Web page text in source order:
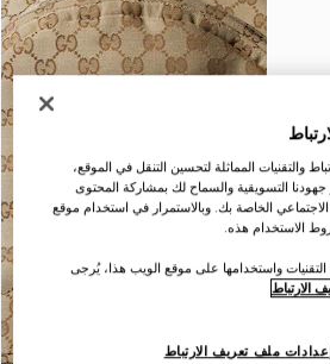
والتقنيات المماثلة لتحسين التنقل في الموقع،
جهودنا التسويقية والسماح لك بمشاركة المحتوى
الخاصة بك. وبالاستمرار في استخدام موقع
الاستخدام هذه.
واستخدامها على موقع الويب هذا، يُرجى
الارتباط
ملف تعريف الارتباط